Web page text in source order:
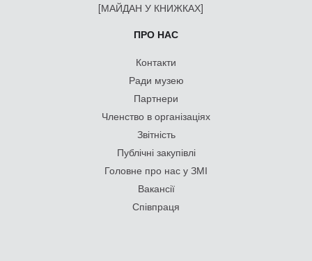
[МАЙДАН У КНИЖКАХ]
ПРО НАС
Контакти
Ради музею
Партнери
Членство в організаціях
Звітність
Публічні закупівлі
Головне про нас у ЗМІ
Вакансії
Співпраця